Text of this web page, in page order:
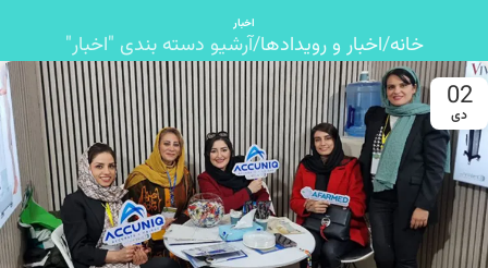
اخبار
خانه اخبار و رویدادها آرشیو دسته بندی "اخبار"
02
دی